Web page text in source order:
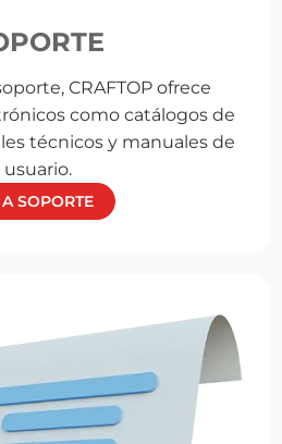
CRAFTOP ofrece
como catálogos de
técnicos y manuales de
usuario.
A SOPORTE